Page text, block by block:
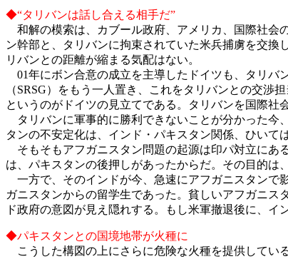
◆“タリバンは話し合える相手だ”
和解の模索は、カブール政府、アメリカ、国際社会
ン幹部と、タリバンに拘束されていた米兵捕虜を交
リバンとの距離が縮まる気配はない。
01年にボン合意の成立を主導したドイツも、タリバ
（SRSG）をもう一人置き、これをタリバンとの交渉
というのがドイツの見立てである。タリバンを国際社
タリバンに軍事的に勝利できないことが分かった今
タンの不安定化は、インド・パキスタン関係、ひいて
そもそもアフガニスタン問題の起源は印パ対立にあ
は、パキスタンの後押しがあったからだ。その目的は
一方で、そのインドが今、急速にアフガニスタンで
ガニスタンからの留学生であった。貧しいアフガニ
ド政府の意図が見え隠れする。もし米軍撤退後に、
◆パキスタンとの国境地帯が火種に
こうした構図の上にさらに危険な火種を提供している